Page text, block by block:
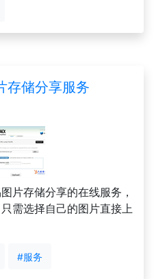
存储分享服务
片存储分享的在线服务，
需选择自己的图片直接上
#服务